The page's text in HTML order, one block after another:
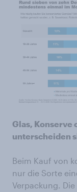
Glas, Konserve
unterscheiden
Beim Kauf von
nur die Sorte
Verpackung.